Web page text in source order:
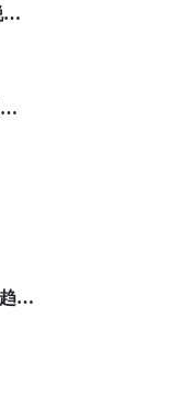
2025MeetBrands中国出海新锐消费品牌榜单报告
TikTok GMV Max广告分析思路及调整建议
预见时尚：2024全球服装潮流趋势洞察